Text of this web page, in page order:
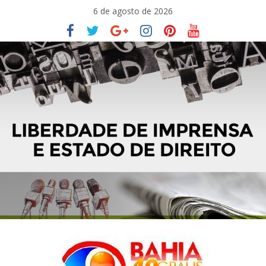
conteúdo
6 de agosto de 2026